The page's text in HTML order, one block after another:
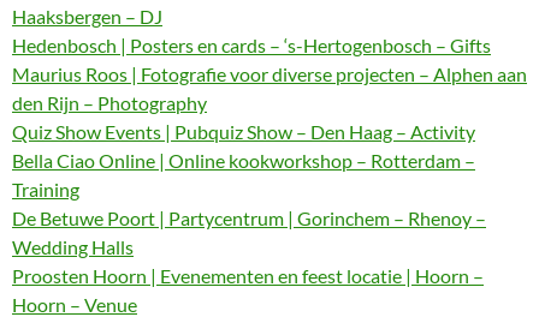
Haaksbergen – DJ
Hedenbosch | Posters en cards – ‘s-Hertogenbosch – Gifts
Maurius Roos | Fotografie voor diverse projecten – Alphen aan
den Rijn – Photography
Quiz Show Events | Pubquiz Show – Den Haag – Activity
Bella Ciao Online | Online kookworkshop – Rotterdam –
Training
De Betuwe Poort | Partycentrum | Gorinchem – Rhenoy –
Wedding Halls
Proosten Hoorn | Evenementen en feest locatie | Hoorn –
Hoorn – Venue